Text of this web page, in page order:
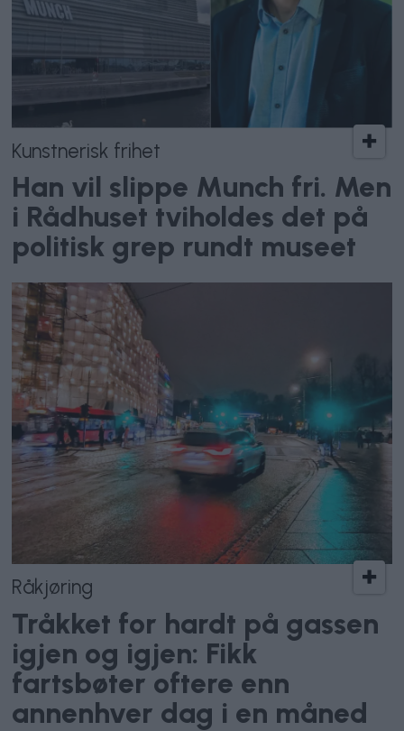
Kunstnerisk frihet
Han vil slippe Munch fri. Men
i Rådhuset tviholdes det på
politisk grep rundt museet
Råkjøring
Tråkket for hardt på gassen
igjen og igjen: Fikk
fartsbøter oftere enn
annenhver dag i en måned